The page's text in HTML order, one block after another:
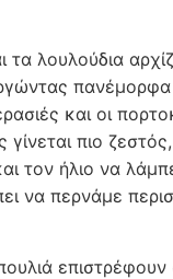
λουλούδια
πανέμορφα
και οι
πιο
τον ήλιο να
να περνάμε
επιστρέφουν